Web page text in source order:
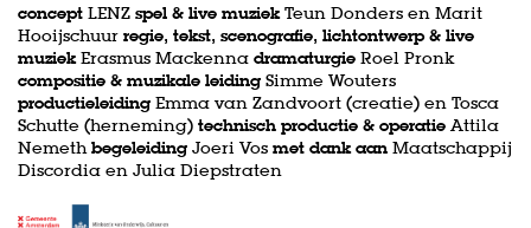
concept LENZ spel & live muziekTeun Donders en Marit
Hooijschuur regie, tekst, scenografie, lichtontwerp & live
muziekErasmus Mackenna dramaturgie Roel Pronk
compositie & muzikale leiding Simme Wouters
productieleiding Emma van Zandvoort (creatie) en Tosca
Schutte (herneming) technisch productie & operatie Attila
Nemeth begeleiding Joeri Vos met dank aan Maatschappij
Discordia en Julia Diepstraten